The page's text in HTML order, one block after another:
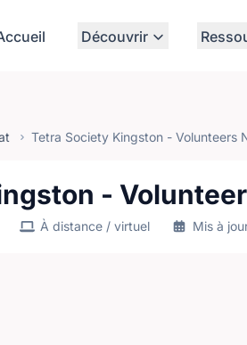
Découvrir
Tetra Society Kingston - Volunteers
-
À distance / virtuel Mis à